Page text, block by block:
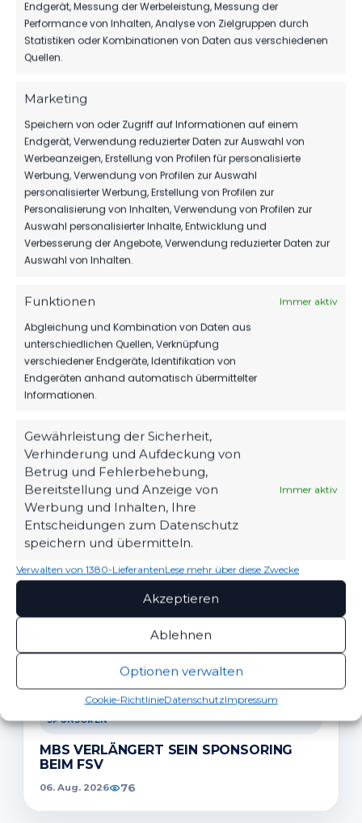
Endgerät, Messung der Werbeleistung, Messung der
Performance von Inhalten, Analyse von Zielgruppen durch
Statistiken oder Kombinationen von Daten aus verschiedenen
Quellen.
Marketing
Speichern von oder Zugriff auf Informationen auf einem
Endgerät, Verwendung reduzierter Daten zur Auswahl von
Werbeanzeigen, Erstellung von Profilen für personalisierte
Werbung, Verwendung von Profilen zur Auswahl
personalisierter Werbung, Erstellung von Profilen zur
Personalisierung von Inhalten, Verwendung von Profilen zur
Auswahl personalisierter Inhalte, Entwicklung und
Verbesserung der Angebote, Verwendung reduzierter Daten zur
Auswahl von Inhalten.
Funktionen Immer aktiv
Abgleichung und Kombination von Daten aus
unterschiedlichen Quellen, Verknüpfung
verschiedener Endgeräte, Identifikation von
Endgeräten anhand automatisch übermittelter
Informationen.
Gewährleistung der Sicherheit,
Verhinderung und Aufdeckung von
Betrug und Fehlerbehebung,
Bereitstellung und Anzeige von
Werbung und Inhalten, Ihre
Entscheidungen zum Datenschutz
speichern und übermitteln.
Immer aktiv
Verwalten von 1380-LieferantenLese mehr über diese Zwecke
Akzeptieren
Ablehnen
Optionen verwalten
Cookie-RichtlinieDatenschutzImpressum
VORHERIGER BEITRAG
REGIONALLIGATEAM
VERPFLICHTET
DEFENSIVALLROUNDER
NÄCHSTER BEITRAG
FLÜGELFLITZER VERLÄNGERT
VERTRAG BEIM FSV
WEITERE MELDUNGEN
DAS KÖNNTE DICH
AUCH INTERESSIEREN.
TIM MEYER WECHSELT ZU GERMANIA
07. Aug. 2026 71
SPONSOREN
MBS VERLÄNGERT SEIN SPONSORING
BEIM FSV
06. Aug. 2026 76